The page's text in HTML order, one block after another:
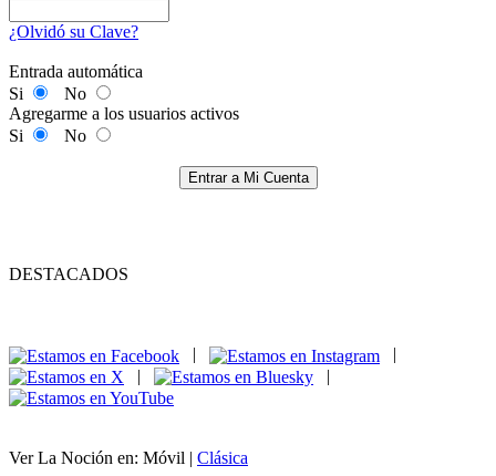
¿Olvidó su Clave?
Entrada automática
Si
No
Agregarme a los usuarios activos
Si
No
Entrar a Mi Cuenta
DESTACADOS
|
|
Ver La Noción en: Móvil | Clásica